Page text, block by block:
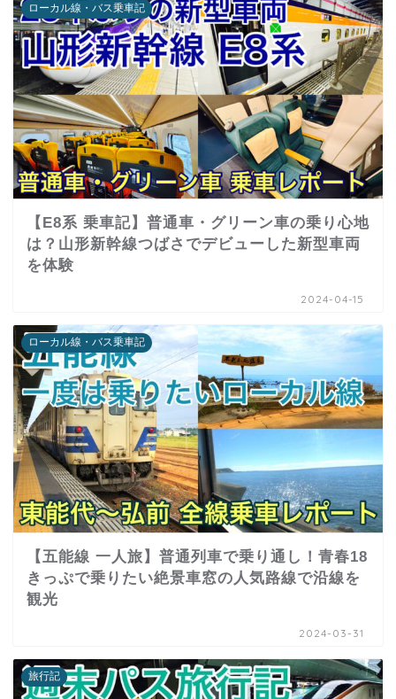
ローカル線・バス乗車記
【E8系 乗車記】普通車・グリーン車の乗り心地
は？山形新幹線つばさでデビューした新型車両
を体験
2024-04-15
ローカル線・バス乗車記
【五能線 一人旅】普通列車で乗り通し！青春18
きっぷで乗りたい絶景車窓の人気路線で沿線を
観光
2024-03-31
旅行記